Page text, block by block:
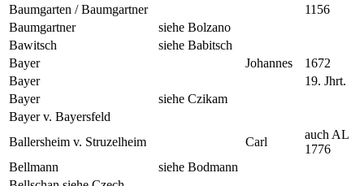
Baumgarten / Baumgartner
1156
Baumgartner
siehe Bolzano
Bawitsch
siehe Babitsch
Bayer
Johannes
1672
Bayer
19. Jhrt.
Bayer
siehe Czikam
Bayer v. Bayersfeld
Ballersheim v. Struzelheim
Carl
auch AL
1776
Bellmann
siehe Bodmann